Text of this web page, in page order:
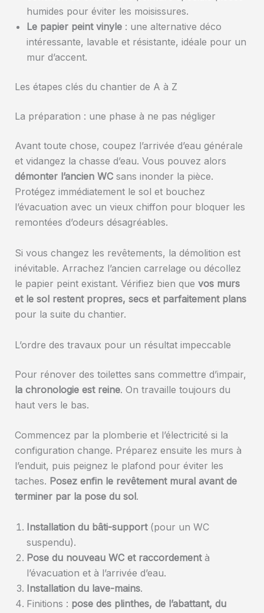
humides pour éviter les moisissures.
Le papier peint vinyle: une alternative déco
intéressante, lavable et résistante, idéale pour un
mur d’accent.
Les étapes clés du chantier de A à Z
La préparation : une phase à ne pas négliger
Avant toute chose, coupez l’arrivée d’eau générale
et vidangez la chasse d’eau. Vous pouvez alors
démonter l’ancien WCsans inonder la pièce.
Protégez immédiatement le sol et bouchez
l’évacuation avec un vieux chiffon pour bloquer les
remontées d’odeurs désagréables.
Si vous changez les revêtements, la démolition est
inévitable. Arrachez l’ancien carrelage ou décollez
le papier peint existant. Vérifiez bien que vos murs
et le sol restent propres, secs et parfaitement plans
pour la suite du chantier.
L’ordre des travaux pour un résultat impeccable
Pour rénover des toilettes sans commettre d’impair,
la chronologie est reine. On travaille toujours du
haut vers le bas.
Commencez par la plomberie et l’électricité si la
configuration change. Préparez ensuite les murs à
l’enduit, puis peignez le plafond pour éviter les
taches. Posez enfin le revêtement mural avant de
terminer par la pose du sol.
Installation du bâti-support(pour un WC
suspendu).
Pose du nouveau WC et raccordementà
l’évacuation et à l’arrivée d’eau.
Installation du lave-mains.
Finitions : pose des plinthes, de l’abattant, du